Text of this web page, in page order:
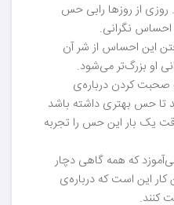
از روزها رابی حس
احساس نگرانی.
این احساس از شر آن
او بزرگ‌تر می‌شود.
صحبت کردن درباره‌ی
تا حس بهتری داشته باشد
یک بار این حس را تجربه
که همه گاهی دچار
این است که درباره‌ی
کنند.